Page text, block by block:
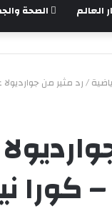
العالم الصحة
/رد مثير من
كورا